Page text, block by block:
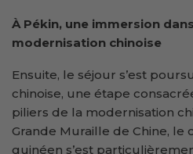
À Pékin, une immersion
modernisation chinoise
Ensuite, le séjour s’est
chinoise, une étape
piliers de la modernisation
Grande Muraille de Chine,
guinéen s’est